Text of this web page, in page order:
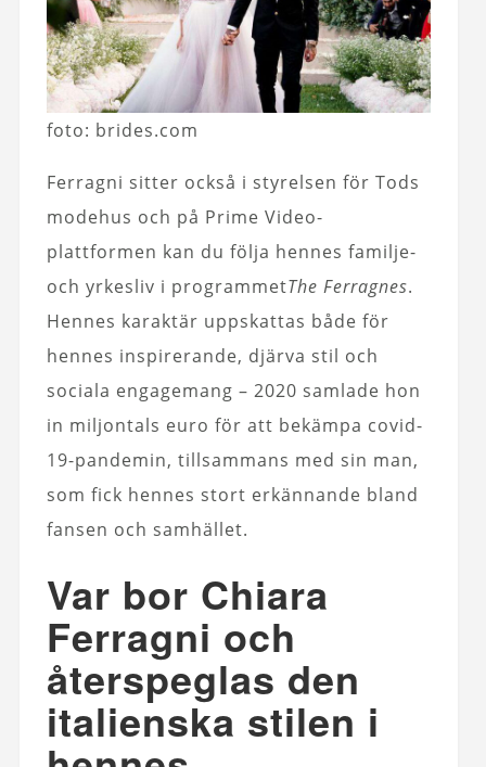
foto: brides.com
Ferragni sitter också i styrelsen för Tods
modehus och på Prime Video-
plattformen kan du följa hennes familje-
och yrkesliv i programmetThe Ferragnes.
Hennes karaktär uppskattas både för
hennes inspirerande, djärva stil och
sociala engagemang – 2020 samlade hon
in miljontals euro för att bekämpa covid-
19-pandemin, tillsammans med sin man,
som fick hennes stort erkännande bland
fansen och samhället.
Var bor Chiara
Ferragni och
återspeglas den
italienska stilen i